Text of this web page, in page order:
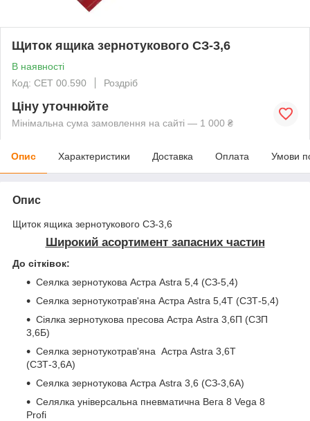
Щиток ящика зернотукового СЗ-3,6
В наявності
Код: СЕТ 00.590
Роздріб
Ціну уточнюйте
Мінімальна сума замовлення на сайті — 1 000 ₴
Опис Характеристики Доставка Оплата Умови
Опис
Щиток ящика зернотукового СЗ-3,6
Широкий асортимент запасних частин
До сітківок:
Сеялка зернотукова Астра Astra 5,4 (СЗ-5,4)
Сеялка зернотукотрав'яна Астра Astra 5,4Т (СЗТ-5,4)
Сіялка зернотукова пресова Астра Astra 3,6П (СЗП
3,6Б)
Сеялка зернотукотрав'яна Астра Astra 3,6Т
(СЗТ-3,6А)
Сеялка зернотукова Астра Astra 3,6 (СЗ-3,6А)
Селялка універсальна пневматична Вега 8 Vega 8
Profi